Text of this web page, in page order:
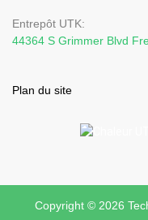
Entrepôt UTK:
44364 S Grimmer Blvd
Plan du site
Copyright © 2026